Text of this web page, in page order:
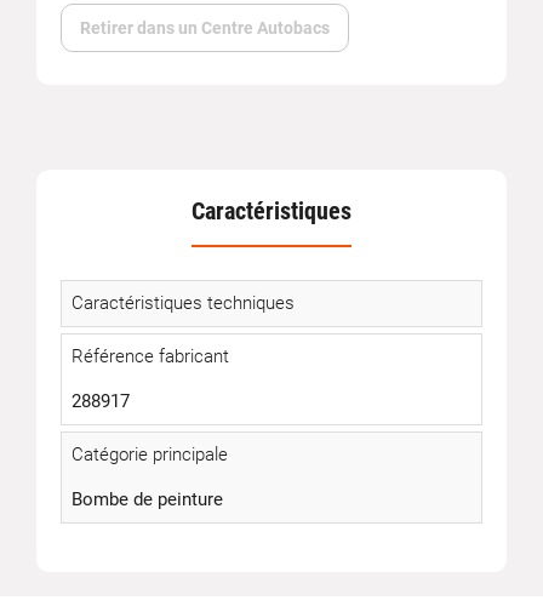
Retirer dans un Centre Autobacs
Caractéristiques
Caractéristiques techniques
Référence fabricant
288917
Catégorie principale
Bombe de peinture